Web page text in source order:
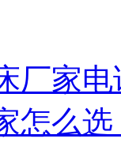
厂家
怎么